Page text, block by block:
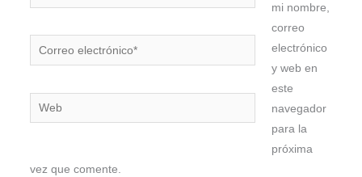
Correo
electrónico*
Web
mi nombre,
correo
electrónico
y web en
este
navegador
para la
próxima
vez que comente.